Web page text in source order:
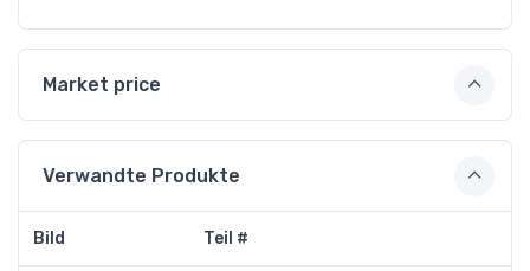
Market price
Verwandte Produkte
Bild Teil #